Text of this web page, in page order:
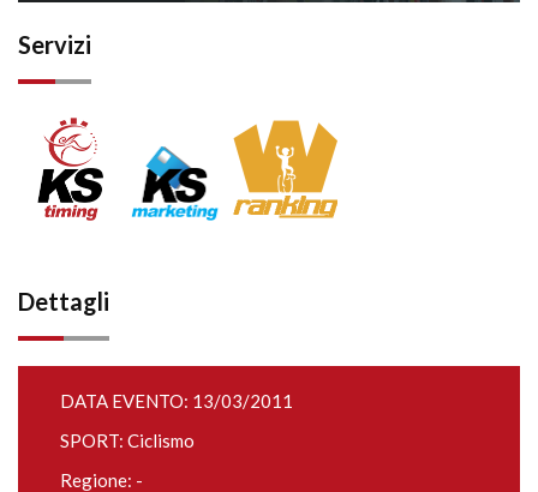
Servizi
Dettagli
DATA EVENTO: 13/03/2011
SPORT: Ciclismo
Regione: -